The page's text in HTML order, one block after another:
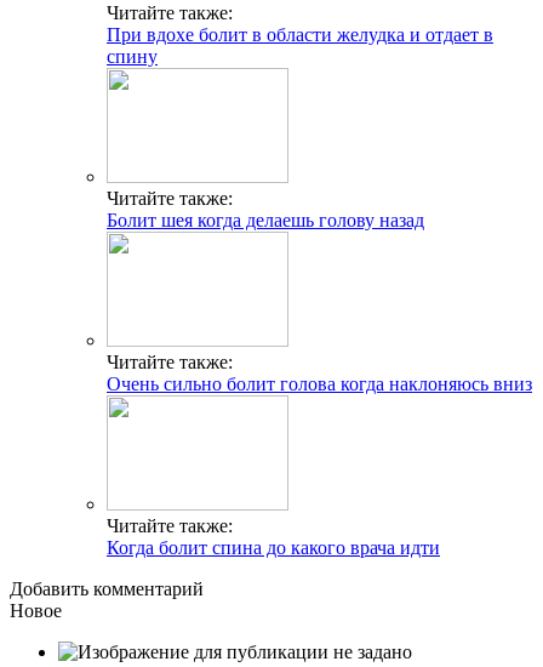
Читайте также:
При вдохе болит в области желудка и отдает в
спину
Читайте также:
Болит шея когда делаешь голову назад
Читайте также:
Очень сильно болит голова когда наклоняюсь вниз
Читайте также:
Когда болит спина до какого врача идти
Добавить комментарий
Новое